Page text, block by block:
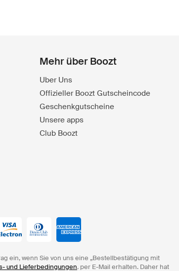
Mehr über Boozt
Uber Uns
Offizieller Boozt Gutscheincode
Geschenkgutscheine
Unsere apps
Club Boozt
ein, wenn Sie von uns eine „Bestellbestätigung mit
und Lieferbedingungen. per E-Mail erhalten. Daher hat